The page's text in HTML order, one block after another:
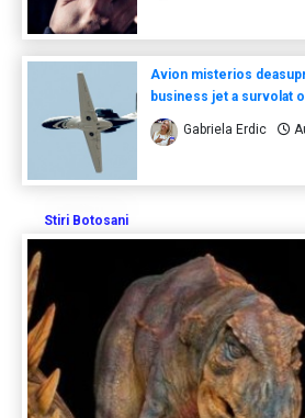
Avion misterios
business jet a survolat
Gabriela Erdic
Stiri Botosani